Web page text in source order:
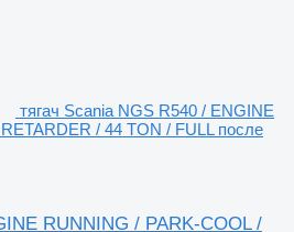
тягач Scania NGS R540 / ENGINE
/ 44 TON / FULL после
RUNNING / PARK-COOL /